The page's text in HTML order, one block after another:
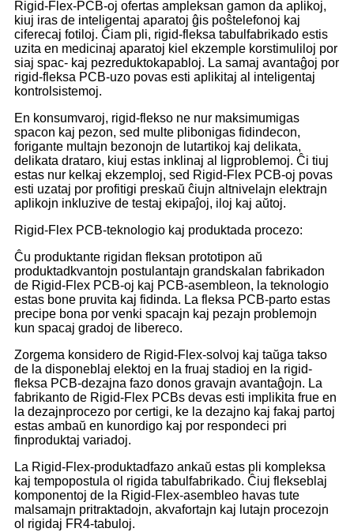
Rigid-Flex-PCB-oj ofertas ampleksan gamon da aplikoj,
kiuj iras de inteligentaj aparatoj ĝis poŝtelefonoj kaj
ciferecaj fotiloj. Ĉiam pli, rigid-fleksa tabulfabrikado estis
uzita en medicinaj aparatoj kiel ekzemple korstimuliloj por
siaj spac- kaj pezreduktokapabloj. La samaj avantaĝoj por
rigid-fleksa PCB-uzo povas esti aplikitaj al inteligentaj
kontrolsistemoj.
En konsumvaroj, rigid-flekso ne nur maksimumigas
spacon kaj pezon, sed multe plibonigas fidindecon,
forigante multajn bezonojn de lutartikoj kaj delikata,
delikata drataro, kiuj estas inklinaj al ligproblemoj. Ĉi tiuj
estas nur kelkaj ekzemploj, sed Rigid-Flex PCB-oj povas
esti uzataj por profitigi preskaŭ ĉiujn altnivelajn elektrajn
aplikojn inkluzive de testaj ekipaĵoj, iloj kaj aŭtoj.
Rigid-Flex PCB-teknologio kaj produktada procezo:
Ĉu produktante rigidan fleksan prototipon aŭ
produktadkvantojn postulantajn grandskalan fabrikadon
de Rigid-Flex PCB-oj kaj PCB-asembleon, la teknologio
estas bone pruvita kaj fidinda. La fleksa PCB-parto estas
precipe bona por venki spacajn kaj pezajn problemojn
kun spacaj gradoj de libereco.
Zorgema konsidero de Rigid-Flex-solvoj kaj taŭga takso
de la disponeblaj elektoj en la fruaj stadioj en la rigid-
fleksa PCB-dezajna fazo donos gravajn avantaĝojn. La
fabrikanto de Rigid-Flex PCBs devas esti implikita frue en
la dezajnprocezo por certigi, ke la dezajno kaj fakaj partoj
estas ambaŭ en kunordigo kaj por respondeci pri
finproduktaj variadoj.
La Rigid-Flex-produktadfazo ankaŭ estas pli kompleksa
kaj tempopostula ol rigida tabulfabrikado. Ĉiuj flekseblaj
komponentoj de la Rigid-Flex-asembleo havas tute
malsamajn pritraktadojn, akvafortajn kaj lutajn procezojn
ol rigidaj FR4-tabuloj.